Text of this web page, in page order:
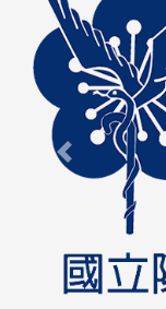
資料調閱申請
管理者登入
Previous